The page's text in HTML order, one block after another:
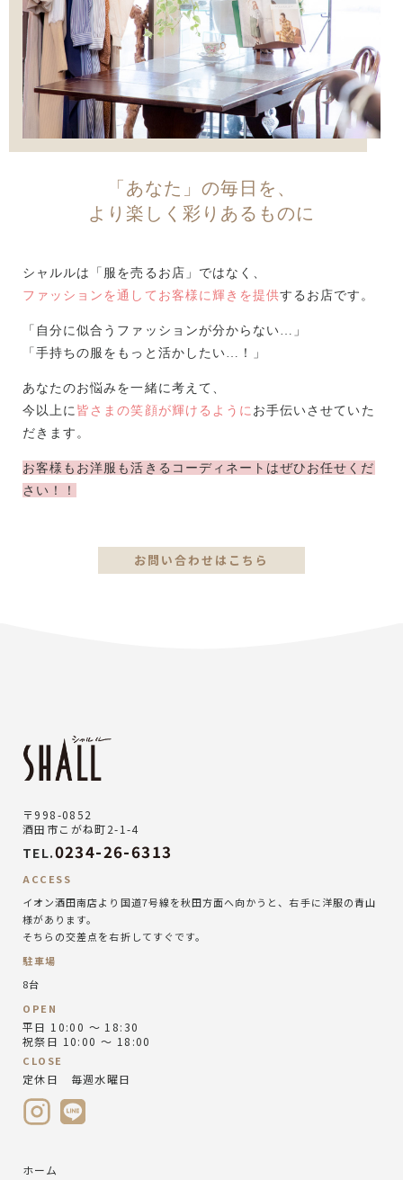
「あなた」の毎日を、
より楽しく彩りあるものに
シャルルは「服を売るお店」ではなく、
ファッションを通してお客様に輝きを提供するお店です。
「自分に似合うファッションが分からない…」
「手持ちの服をもっと活かしたい…！」
あなたのお悩みを一緒に考えて、
今以上に 皆さまの笑顔が輝けるように お手伝いさせていた
だきます。
お客様もお洋服も活きるコーディネートはぜひお任せくだ
さい！！
お問い合わせはこちら
〒998-0852
酒田市こがね町2-1-4
TEL.0234-26-6313
ACCESS
イオン酒田南店より国道7号線を秋田方面へ向かうと、右手に洋服の青山
様があります。
そちらの交差点を右折してすぐです。
駐車場
8台
OPEN
平日 10:00 ～ 18:30
祝祭日 10:00 ～ 18:00
CLOSE
定休日 毎週水曜日
ホーム